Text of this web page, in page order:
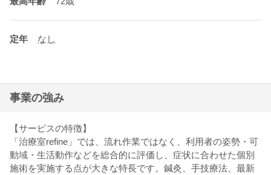
定年 なし
事業の強み
【サービスの特徴】
「治療室refine」では、流れ作業ではなく、利用者の姿勢・可
動域・生活動作などを総合的に評価し、症状に合わせた個別
施術を実施する点が大きな特長です。鍼灸、手技療法、最新